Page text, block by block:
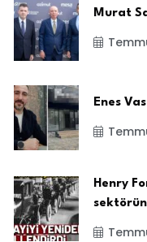
Murat
Enes
Henry